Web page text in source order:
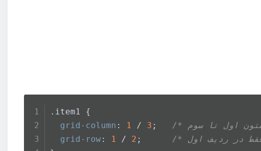
.item1 {
grid-column : 1 / 3 ;
grid-row: 1 / 2 ;